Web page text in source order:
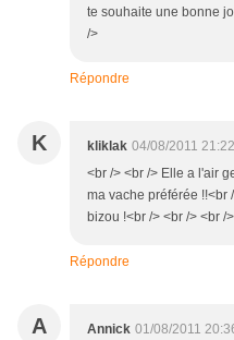
te souhaite une bonne
/>
Répondre
K kliklak 04/08/2011 21:22
<br /> <br /> Elle a l'air
ma vache préférée !!<br
bizou !<br /> <br /> <br /
Répondre
A Annick 01/08/2011